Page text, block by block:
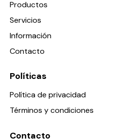
Productos
Servicios
Información
Contacto
Políticas
Política de privacidad
Términos y condiciones
Contacto